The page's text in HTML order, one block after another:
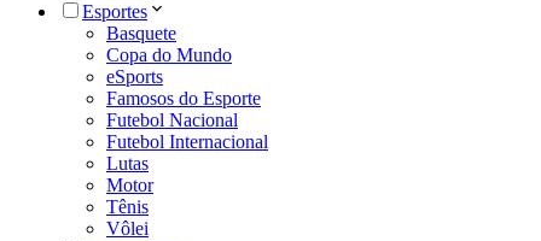
Esportes
Basquete
Copa do Mundo
eSports
Famosos do Esporte
Futebol Nacional
Futebol Internacional
Lutas
Motor
Tênis
Vôlei